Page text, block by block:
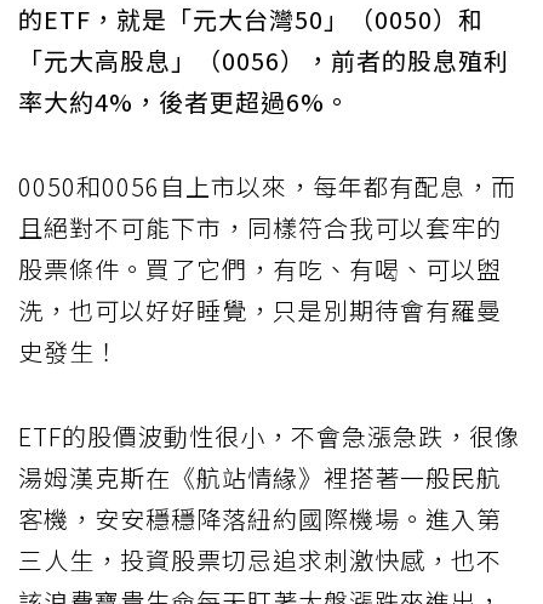
的ETF，就是「元大台灣50」（0050）和
「元大高股息」（0056），前者的股息殖利
率大約4%，後者更超過6%。
0050和0056自上市以來，每年都有配息，而
且絕對不可能下市，同樣符合我可以套牢的
股票條件。買了它們，有吃、有喝、可以盥
洗，也可以好好睡覺，只是別期待會有羅曼
史發生！
ETF的股價波動性很小，不會急漲急跌，很像
湯姆漢克斯在《航站情緣》裡搭著一般民航
客機，安安穩穩降落紐約國際機場。進入第
三人生，投資股票切忌追求刺激快感，也不